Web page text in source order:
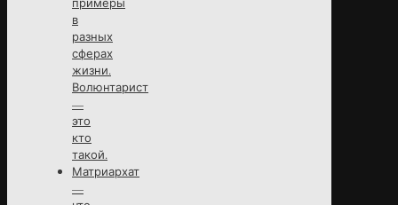
в
разных
сферах
жизни.
Волюнтарист
—
это
кто
такой.
Матриархат
—